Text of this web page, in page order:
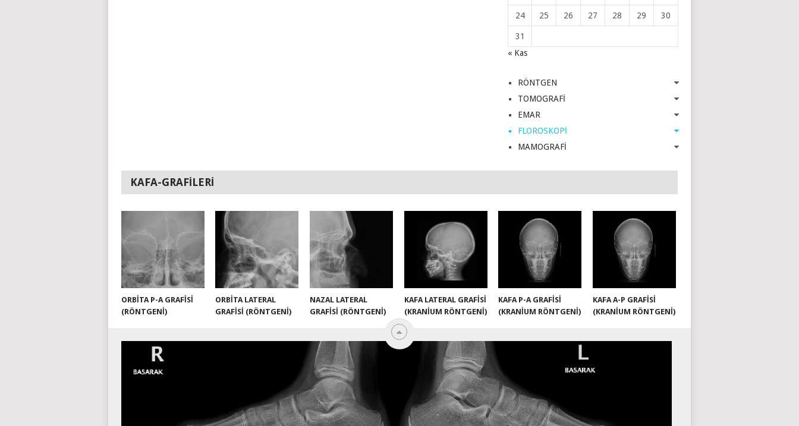
24 25 26 27 28 29 30
31
« Kas
RÖNTGEN
TOMOGRAFİ
EMAR
FLOROSKOPİ
MAMOGRAFİ
KAFA-GRAFILERI
ORBITA P-A GRAFISI
(RÖNTGENI)
ORBITA LATERAL
GRAFISI (RÖNTGENI)
NAZAL LATERAL
GRAFISI (RÖNTGENI)
KAFA LATERAL GRAFISI
(KRANIUM RÖNTGENI)
KAFA P-A GRAFISI
(KRANIUM RÖNTGENI)
KAFA A-P GRAFISI
(KRANIUM RÖNTGENI)